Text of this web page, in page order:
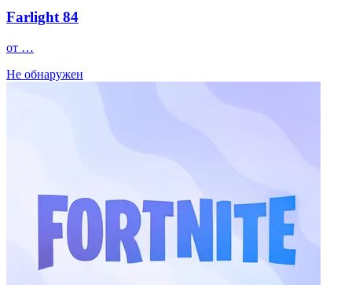
Farlight 84
от …
Не обнаружен